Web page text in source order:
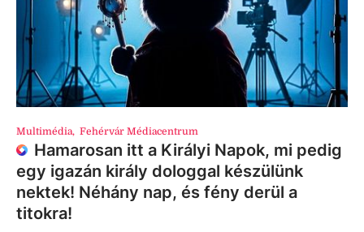
Multimédia, Fehérvár Médiacentrum
Hamarosan itt a Királyi Napok, mi pedig
egy igazán király dologgal készülünk
nektek! Néhány nap, és fény derül a
titokra!